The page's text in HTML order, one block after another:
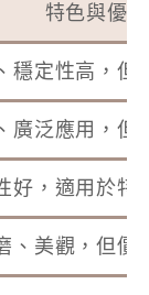
特色與優點
穩定性高，但
廣泛應用，但
好，適用於特
、美觀，但價